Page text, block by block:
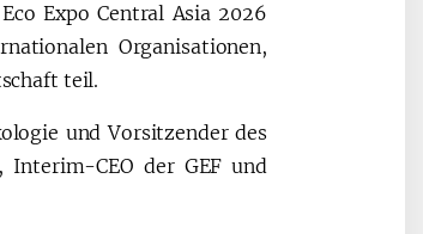
Expo Central Asia 2026
Organisationen,
teil.
und Vorsitzender des
Interim-CEO der GEF und